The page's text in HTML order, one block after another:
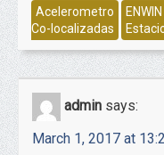
Acelerometro
Co-localizadas
admin says:
March 1, 2017 at